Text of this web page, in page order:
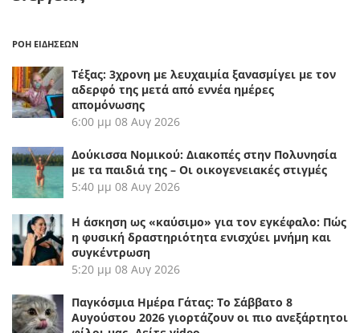
ΡΟΗ ΕΙΔΗΣΕΩΝ
Τέξας: 3χρονη με λευχαιμία ξανασμίγει με τον
αδερφό της μετά από εννέα ημέρες
απομόνωσης
6:00 μμ 08 Αυγ 2026
Δούκισσα Νομικού: Διακοπές στην Πολυνησία
με τα παιδιά της – Οι οικογενειακές στιγμές
5:40 μμ 08 Αυγ 2026
Η άσκηση ως «καύσιμο» για τον εγκέφαλο: Πώς
η φυσική δραστηριότητα ενισχύει μνήμη και
συγκέντρωση
5:20 μμ 08 Αυγ 2026
Παγκόσμια Ημέρα Γάτας: Το Σάββατο 8
Αυγούστου 2026 γιορτάζουν οι πιο ανεξάρτητοι